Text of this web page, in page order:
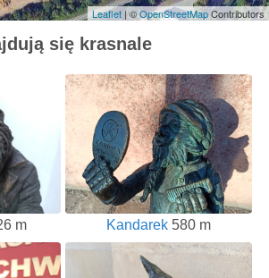
Leaflet | ©OpenStreetMapContributors
się krasnale
m Kandarek580 m